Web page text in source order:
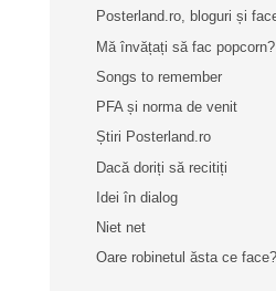
Posterland.ro, bloguri și
Mă învățați să fac popcorn?
Songs to remember
PFA și norma de venit
Știri Posterland.ro
Dacă doriți să recitiți
Idei în dialog
Niet net
Oare robinetul ăsta ce face?